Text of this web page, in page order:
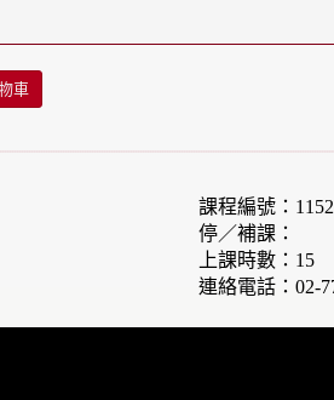
車
課程編號：
停／補課：
上課時數：15
連絡電話：02-